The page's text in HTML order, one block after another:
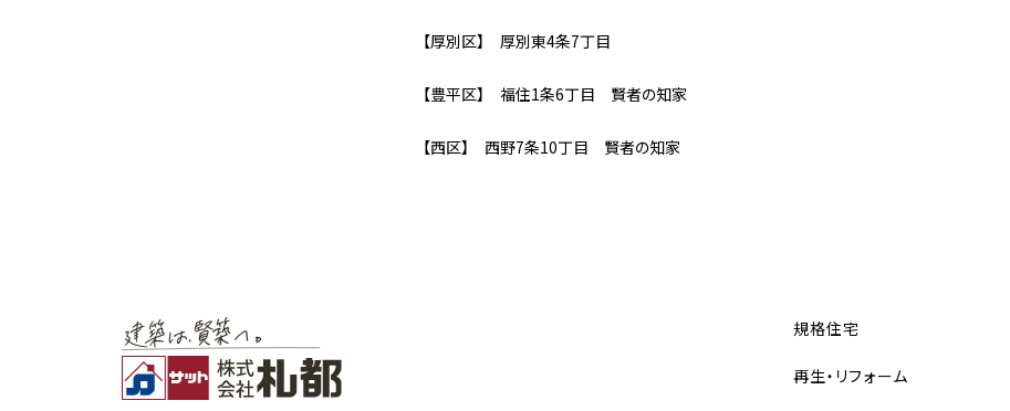
【厚別区】 厚別東4条7丁目
【豊平区】 福住1条6丁目 賢者の知家
【西区】 西野7条10丁目 賢者の知家
規格住宅
再生・リフォーム